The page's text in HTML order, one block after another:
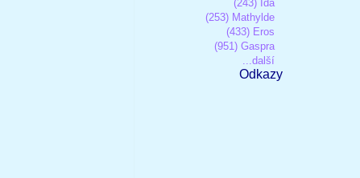
(243) Ida
(253) Mathylde
(433) Eros
(951) Gaspra
...další
Odkazy